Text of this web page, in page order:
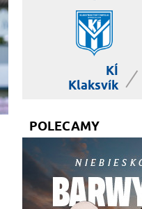
KÍ
Klaksvík
|
POLECAMY